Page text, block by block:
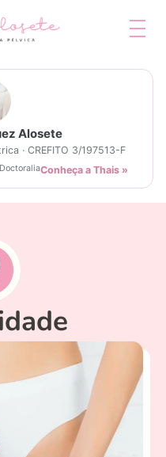
Alosete
· CREFITO 3/197513-F
Conheça a Thais »